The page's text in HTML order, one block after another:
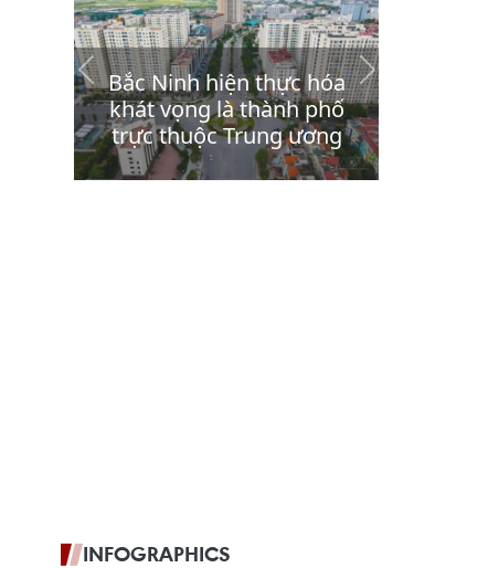
INFOGRAPHICS